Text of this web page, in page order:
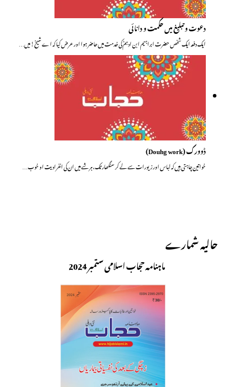
دعوت و تبلیغ میں حکمت و دانائی
ایک دفعہ ایک شخص حضرت ابراہیم ابن ادہمؒ کی خدمت میں حاضر ہوا اور عرض کیا کہ اے شیخ! میں…
ڈوورک (Douhg work)
خواتین چاہتی ہیں کہ لباس اور زیورات سے لے کر سنگھار تک، ہر شے میں ان کی انفرادیت او خوب…
حالیہ شمارے
ماہنامہ حجاب اسلامی ستمبر 2024